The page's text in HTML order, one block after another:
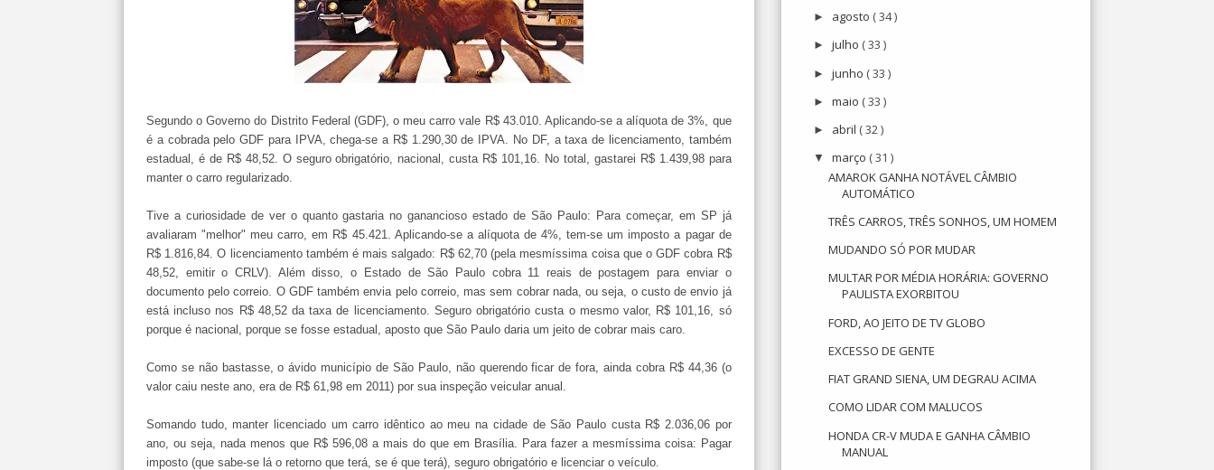
Segundo o Governo do Distrito Federal (GDF), o meu carro vale R$ 43.010. Aplicando-se a alíquota de 3%, que
é a cobrada pelo GDF para IPVA, chega-se a R$ 1.290,30 de IPVA. No DF, a taxa de licenciamento, também
estadual, é de R$ 48,52. O seguro obrigatório, nacional, custa R$ 101,16. No total, gastarei R$ 1.439,98 para
manter o carro regularizado.
Tive a curiosidade de ver o quanto gastaria no ganancioso estado de São Paulo: Para começar, em SP já
avaliaram "melhor" meu carro, em R$ 45.421. Aplicando-se a alíquota de 4%, tem-se um imposto a pagar de
R$ 1.816,84. O licenciamento também é mais salgado: R$ 62,70 (pela mesmíssima coisa que o GDF cobra R$
48,52, emitir o CRLV). Além disso, o Estado de São Paulo cobra 11 reais de postagem para enviar o
documento pelo correio. O GDF também envia pelo correio, mas sem cobrar nada, ou seja, o custo de envio já
está incluso nos R$ 48,52 da taxa de licenciamento. Seguro obrigatório custa o mesmo valor, R$ 101,16, só
porque é nacional, porque se fosse estadual, aposto que São Paulo daria um jeito de cobrar mais caro.
Como se não bastasse, o ávido município de São Paulo, não querendo ficar de fora, ainda cobra R$ 44,36 (o
valor caiu neste ano, era de R$ 61,98 em 2011) por sua inspeção veicular anual.
Somando tudo, manter licenciado um carro idêntico ao meu na cidade de São Paulo custa R$ 2.036,06 por
ano, ou seja, nada menos que R$ 596,08 a mais do que em Brasília. Para fazer a mesmíssima coisa: Pagar
imposto (que sabe-se lá o retorno que terá, se é que terá), seguro obrigatório e licenciar o veículo.
► agosto ( 34 )
►julho ( 33 )
►junho ( 33 )
►maio ( 33 )
► abril ( 32 )
▼março ( 31 )
AMAROK GANHA NOTÁVEL CÂMBIO
AUTOMÁTICO
TRÊS CARROS, TRÊS SONHOS, UM HOMEM
MUDANDO SÓ POR MUDAR
MULTAR POR MÉDIA HORÁRIA: GOVERNO
PAULISTA EXORBITOU
FORD, AO JEITO DE TV GLOBO
EXCESSO DE GENTE
FIAT GRAND SIENA, UM DEGRAU ACIMA
COMO LIDAR COM MALUCOS
HONDA CR-V MUDA E GANHA CÂMBIO
MANUAL